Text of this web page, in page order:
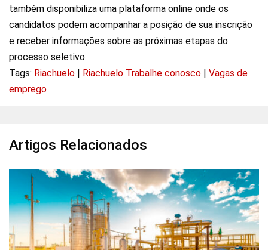
também disponibiliza uma plataforma online onde os
candidatos podem acompanhar a posição de sua inscrição
e receber informações sobre as próximas etapas do
processo seletivo.
Tags: Riachuelo | Riachuelo Trabalhe conosco | Vagas de
emprego
Artigos Relacionados